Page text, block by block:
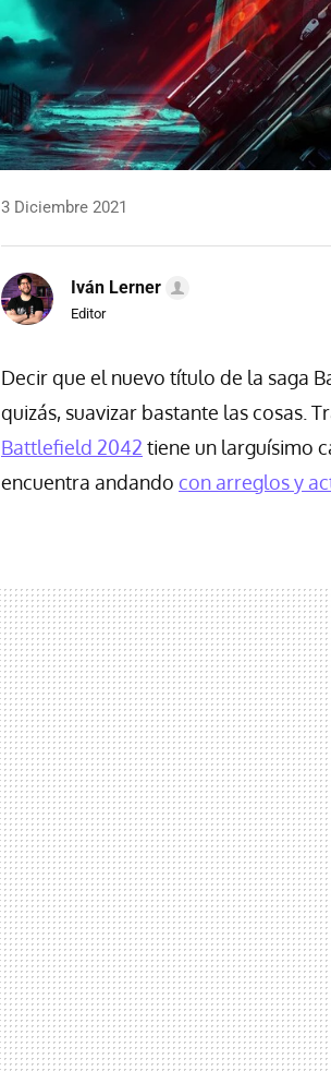
3 Diciembre 2021
Iván Lerner
Editor
Decir que el nuevo título de la saga
quizás, suavizar bastante las cosas.
Battlefield 2042 tiene un larguísimo
encuentra andando con arreglos y